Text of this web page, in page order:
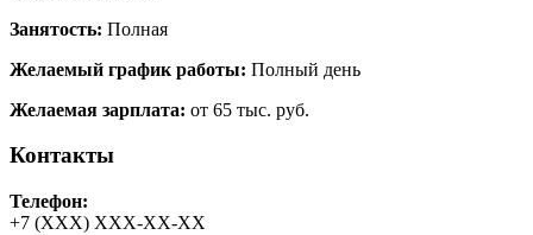
Занятость: Полная
Желаемый график работы: Полный день
Желаемая зарплата: от 65 тыс. руб.
Контакты
Телефон:
+7 (ХХХ) ХХХ-ХХ-ХХ